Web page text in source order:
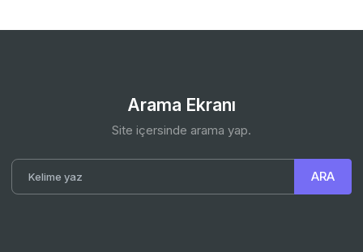
Arama Ekranı
Site içersinde arama yap.